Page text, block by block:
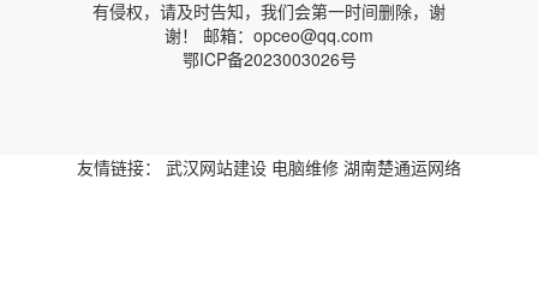
有侵权，请及时告知，我们会第一时间删除，谢
谢！ 邮箱：opceo@qq.com
鄂ICP备2023003026号
友情链接： 武汉网站建设 电脑维修 湖南楚通运网络